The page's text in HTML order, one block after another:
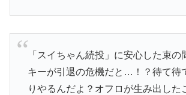
「スイちゃん続投」に安心した束の
キーが引退の危機だと…！？待て待
りやるんだよ？オフロが生み出した